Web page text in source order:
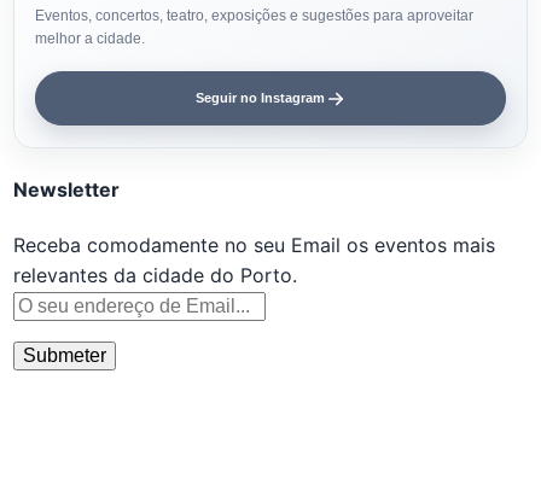
Eventos, concertos, teatro, exposições e sugestões para aproveitar
melhor a cidade.
Seguir no Instagram
Newsletter
Receba comodamente no seu Email os eventos mais
relevantes da cidade do Porto.